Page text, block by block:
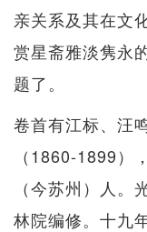
亲关系及其在文
赏星斋雅淡隽永
题了。
卷首有江标、汪
（1860-1899）
（今苏州）人
林院编修。十九